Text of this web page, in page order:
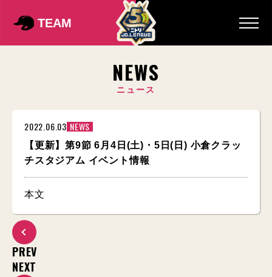
TEAM
NEWS
ニュース
2022.06.03 NEWS
【更新】第9節 6月4日(土)・5日(日) 小倉クラッ
チスタジアム イベント情報
本文
PREV
NEXT